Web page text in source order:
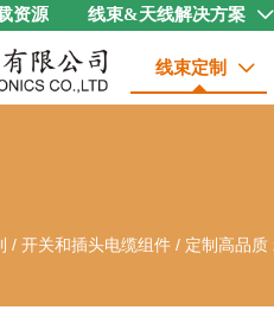
资源 线束&天线解决方案 
线束定制 
/开关和插头电缆组件 / 定制高品